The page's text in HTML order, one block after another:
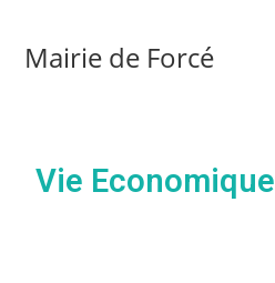
Mairie de Forcé
Vie Economique